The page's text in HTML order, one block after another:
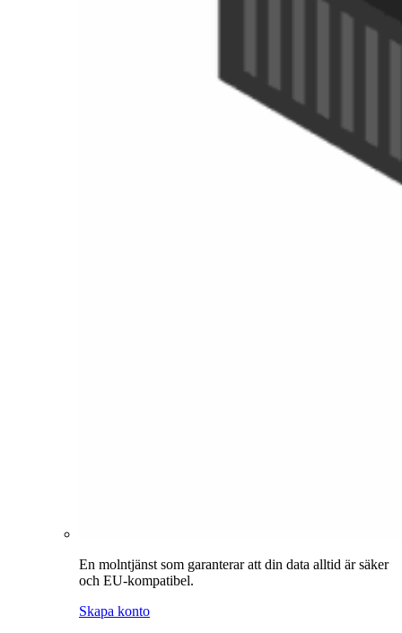
En molntjänst som garanterar att din data alltid är säker
och EU-kompatibel.
Skapa konto